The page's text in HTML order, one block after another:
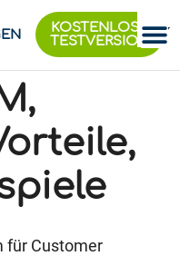
KOSTENLOSE
TESTVERSION
für Customer